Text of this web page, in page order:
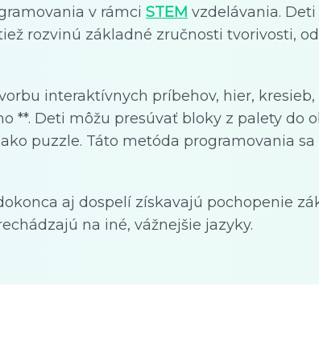
v rámci STEM vzdelávania.
rozvinú základné zručnosti tvorivosti,
interaktívnych príbehov, hier,
**. Deti môžu presúvať bloky z palety do
puzzle. Táto metóda programovania sa
aj dospelí získavajú pochopenie
na iné, vážnejšie jazyky.